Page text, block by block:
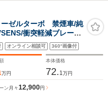
ゼルターボ 禁煙車/純
衝突軽減ブレーキ/
スポットモニター/ヘッ
ビーム/レーダー探知機/
オンライン相談可 360°画像付
万円
本体価格
72. 1万円
ン 月々12,900円